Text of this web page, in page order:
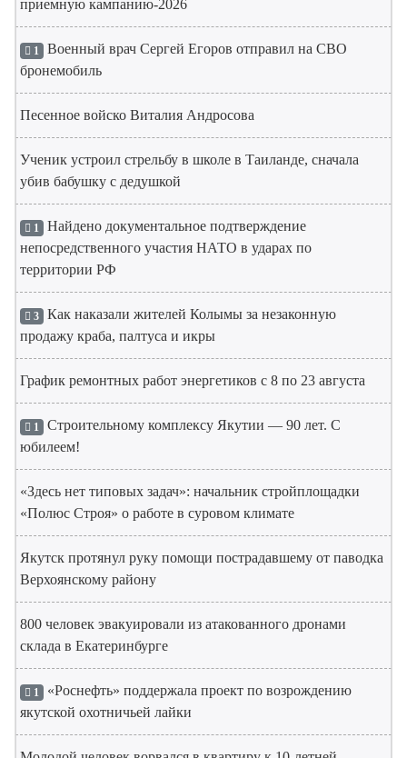
приемную кампанию-2026
1 Военный врач Сергей Егоров отправил на СВО
бронемобиль
Песенное войско Виталия Андросова
Ученик устроил стрельбу в школе в Таиланде, сначала
убив бабушку с дедушкой
1 Найдено документальное подтверждение
непосредственного участия НАТО в ударах по
территории РФ
3 Как наказали жителей Колымы за незаконную
продажу краба, палтуса и икры
График ремонтных работ энергетиков с 8 по 23 августа
1 Строительному комплексу Якутии — 90 лет. С
юбилеем!
«Здесь нет типовых задач»: начальник стройплощадки
«Полюс Строя» о работе в суровом климате
Якутск протянул руку помощи пострадавшему от паводка
Верхоянскому району
800 человек эвакуировали из атакованного дронами
склада в Екатеринбурге
1 «Роснефть» поддержала проект по возрождению
якутской охотничьей лайки